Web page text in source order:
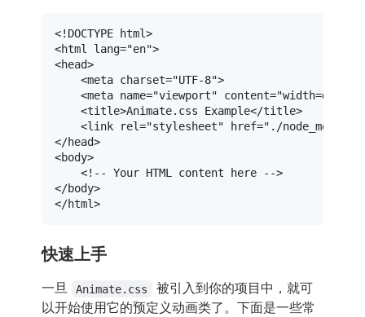
<!DOCTYPE html>
<html lang="en">
<head>
<meta charset="UTF-8">
<meta name="viewport" content=
<title>Animate.css Example</title>
<link rel="stylesheet" href="./
</head>
<body>
<!-- Your HTML content here -->
</body>
</html>
快速上手
一旦 Animate.css
被引入到你的项目中，就可
以开始使用它的预定义动画类了。下面是一些常